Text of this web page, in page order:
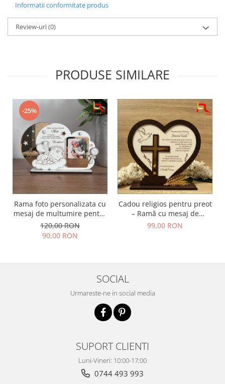
Informatii conformitate produs
Review-uri(0)
PRODUSE SIMILARE
-25%
Rama foto personalizata cu
mesaj de multumire pentru
nasii de botez | Cadou
emotional pentru nasi
120,00 RON
90,00 RON
Cadou religios pentru preot
– Ramă cu mesaj de
mulțumire și cruce aurie
99,00 RON
SOCIAL
Urmareste-ne in social media
SUPORT CLIENTI
Luni-Vineri: 10:00-17:00
0744 493 993